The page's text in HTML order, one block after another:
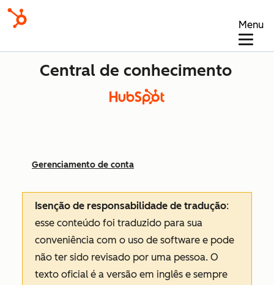
Menu
Central de conhecimento
Gerenciamento de conta
Isenção de responsabilidade de tradução:
esse conteúdo foi traduzido para sua
conveniência com o uso de software e pode
não ter sido revisado por uma pessoa. O
texto oficial é a versão em inglês e sempre